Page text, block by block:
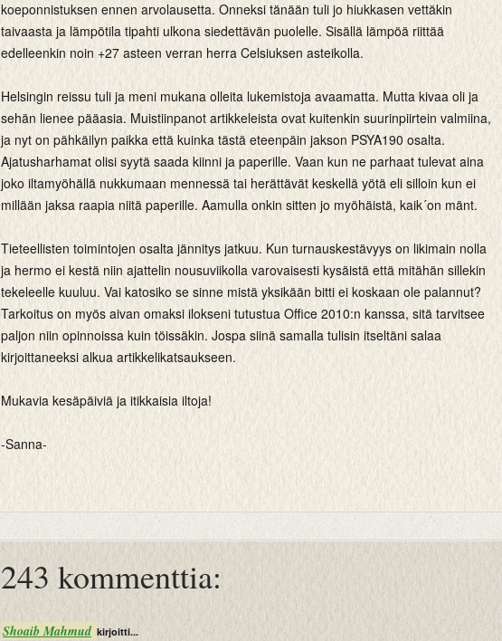
koeponnistuksen ennen arvolausetta. Onneksi tänään tuli jo hiukkasen vettäkin
taivaasta ja lämpötila tipahti ulkona siedettävän puolelle. Sisällä lämpöä riittää
edelleenkin noin +27 asteen verran herra Celsiuksen asteikolla.
Helsingin reissu tuli ja meni mukana olleita lukemistoja avaamatta. Mutta kivaa oli ja
sehän lienee pääasia. Muistiinpanot artikkeleista ovat kuitenkin suurinpiirtein valmiina,
ja nyt on pähkäilyn paikka että kuinka tästä eteenpäin jakson PSYA190 osalta.
Ajatusharhamat olisi syytä saada kiinni ja paperille. Vaan kun ne parhaat tulevat aina
joko iltamyöhällä nukkumaan mennessä tai herättävät keskellä yötä eli silloin kun ei
millään jaksa raapia niitä paperille. Aamulla onkin sitten jo myöhäistä, kaik´on mänt.
Tieteellisten toimintojen osalta jännitys jatkuu. Kun turnauskestävyys on likimain nolla
ja hermo ei kestä niin ajattelin nousuviikolla varovaisesti kysäistä että mitähän sillekin
tekeleelle kuuluu. Vai katosiko se sinne mistä yksikään bitti ei koskaan ole palannut?
Tarkoitus on myös aivan omaksi ilokseni tutustua Office 2010:n kanssa, sitä tarvitsee
paljon niin opinnoissa kuin töissäkin. Jospa siinä samalla tulisin itseltäni salaa
kirjoittaneeksi alkua artikkelikatsaukseen.
Mukavia kesäpäiviä ja itikkaisia iltoja!
-Sanna-
243 kommenttia:
Shoaib Mahmud kirjoitti...